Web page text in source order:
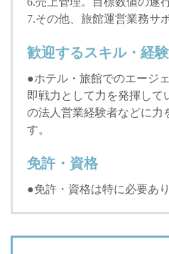
7.その他、旅館運営業務サ
歓迎するスキル・経験
●ホテル・旅館でのエージ
即戦力として力を発揮し
の法人営業経験者などに力
す。
免許・資格
●免許・資格は特に必要あり